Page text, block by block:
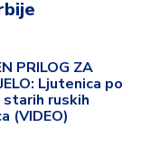
PRILOG ZA
Ljutenica po
ruskih
(VIDEO)